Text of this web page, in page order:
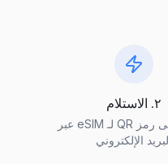
٢. الاستلام
احصل على رمز QR لـ eSIM عبر
الإلكتروني